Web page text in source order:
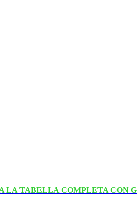
TABELLA COMPLETA CON